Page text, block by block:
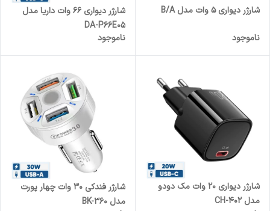
شارژر دیواری 5 وات مدل B/A
ناموجود
شارژر دیواری 66 وات داریا مدل
DA-P66E05
ناموجود
شارژر دیواری 20 وات مک دودو
مدل CH-402
شارژر فندکی 30 وات چهار پورت
مدل BK-360